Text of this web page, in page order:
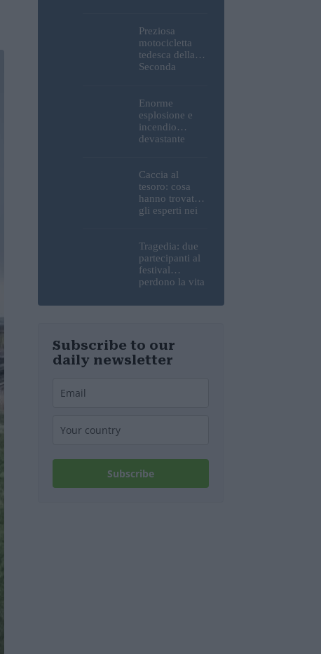
Buda e della
Cittadella
verranno
spente
Preziosa
motocicletta
tedesca della
Seconda
umani ed
esplosivi
recuperati dal
Danubio a
Enorme
esplosione e
incendio
devastante
strategica della
MOL: i prezzi
del carburante
aumenteranno
Caccia al
tesoro: cosa
hanno trovato
gli esperti nei
tedesca
recuperata dal
Danubio a
Budapest –
Tragedia: due
partecipanti al
festival
perdono la vita
Festival in
Subscribe to our
daily newsletter
Subscribe